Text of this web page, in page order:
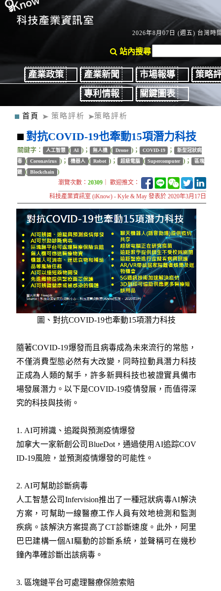
2026年8月07日 (週五) 台灣時
站內搜尋
產業政策 產業新聞 市場報導
策略
專利情報
關鍵圖表
首頁 策略評析 策略評析
對抗COVID-19也牽動15項潛力科技
關鍵字： 人工智慧 ( AI )； 無人機 ( Drone )； COVID-19 ； 新型冠狀病
毒 ( Coronavirus )； 機器人 ( Robot )； 超級電腦 ( Supercomputer )；
區塊
鏈
( Blockchain )
瀏覽次數：20309 ｜ 歡迎推文：
科技產業資訊室 (iKnow) - Kyle & May 發表於 2020年3月17日
圖、對抗COVID-19也牽動15項潛力科技
隨著COVID-19爆發而且病毒成為未來流行的常態，
不僅消費型態必然有大改變，同時拉動具潛力科技
正成為人類的幫手，許多新興科技也被證實具備市
場發展潛力。以下是COVID-19疫情發展，而值得深
究的科技與技術。
1. AI可辨識、追蹤與預測疫情爆發
加拿大一家新創公司BlueDot，通過使用AI追踪COV
ID-19風險，並預測疫情爆發的可能性。
2. AI可幫助診斷病毒
人工智慧公司Infervision推出了一種冠狀病毒AI解決
方案，可幫助一線醫療工作人員有效地檢測和監測
疾病。該解決方案提高了CT診斷速度。此外，阿里
巴巴建構一個AI驅動的診斷系統，並聲稱可在幾秒
鐘內準確診斷出該病毒。
3. 區塊鏈平台可處理醫療保險索賠